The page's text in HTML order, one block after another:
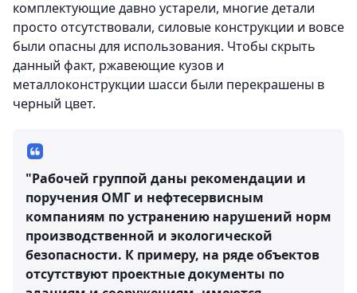
комплектующие давно устарели, многие детали
просто отсутствовали, силовые конструкции и вовсе
были опасны для использования. Чтобы скрыть
данный факт, ржавеющие кузов и
металлоконструкции шасси были перекрашены в
черный цвет.
"Рабочей группой даны рекомендации и
поручения ОМГ и нефтесервисным
компаниям по устранению нарушений норм
производственной и экологической
безопасности. К примеру, на ряде объектов
отсутствуют проектные документы по